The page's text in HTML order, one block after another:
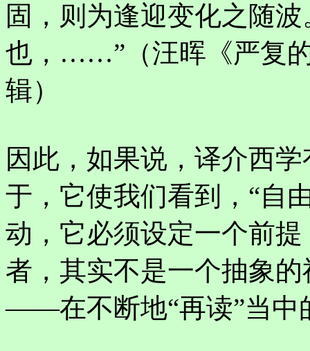
固，则为逢迎变化之随
也，……”（汪晖《严复
辑）
因此，如果说，译介西
于，它使我们看到，“自
动，它必须设定一个前
者，其实不是一个抽象
——在不断地“再读”当中